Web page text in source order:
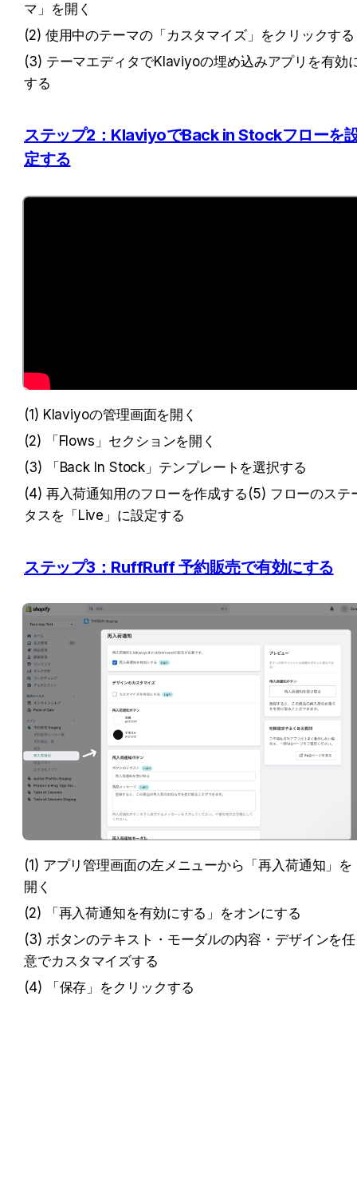
マ」を開く
(2) 使用中のテーマの「カスタマイズ」をクリックする
(3) テーマエディタでKlaviyoの埋め込みアプリを有効
する
ステップ2：KlaviyoでBack in Stockフローを
定する
(1) Klaviyoの管理画面を開く
(2) 「Flows」セクションを開く
(3) 「Back In Stock」テンプレートを選択する
(4) 再入荷通知用のフローを作成する(5) フローのステ
タスを「Live」に設定する
ステップ3：RuffRuff 予約販売で有効にする
(1) アプリ管理画面の左メニューから「再入荷通知」を
開く
(2) 「再入荷通知を有効にする」をオンにする
(3) ボタンのテキスト・モーダルの内容・デザインを任
意でカスタマイズする
(4) 「保存」をクリックする